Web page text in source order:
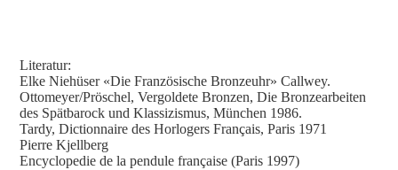
Literatur:
Elke Niehüser «Die Französische Bronzeuhr» Callwey.
Ottomeyer/Pröschel, Vergoldete Bronzen, Die Bronzearbeiten
des Spätbarock und Klassizismus, München 1986.
Tardy, Dictionnaire des Horlogers Français, Paris 1971
Pierre Kjellberg
Encyclopedie de la pendule française (Paris 1997)